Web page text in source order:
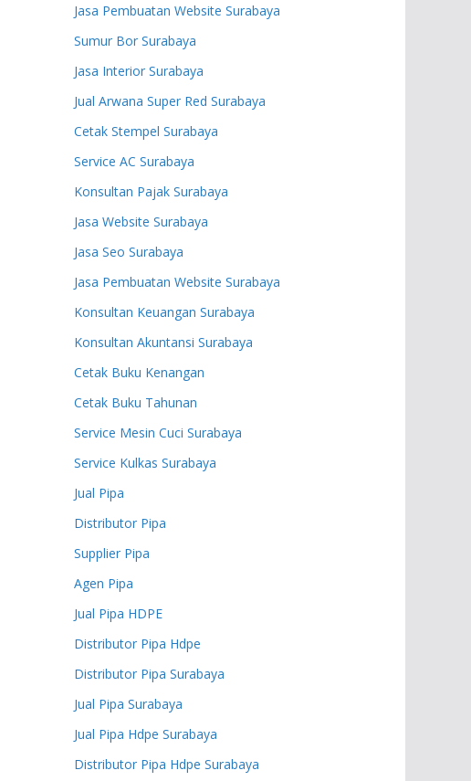
Jasa Pembuatan Website Surabaya
Sumur Bor Surabaya
Jasa Interior Surabaya
Jual Arwana Super Red Surabaya
Cetak Stempel Surabaya
Service AC Surabaya
Konsultan Pajak Surabaya
Jasa Website Surabaya
Jasa Seo Surabaya
Jasa Pembuatan Website Surabaya
Konsultan Keuangan Surabaya
Konsultan Akuntansi Surabaya
Cetak Buku Kenangan
Cetak Buku Tahunan
Service Mesin Cuci Surabaya
Service Kulkas Surabaya
Jual Pipa
Distributor Pipa
Supplier Pipa
Agen Pipa
Jual Pipa HDPE
Distributor Pipa Hdpe
Distributor Pipa Surabaya
Jual Pipa Surabaya
Jual Pipa Hdpe Surabaya
Distributor Pipa Hdpe Surabaya